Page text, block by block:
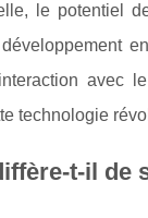
le potentiel
avec
technologie
t-il de